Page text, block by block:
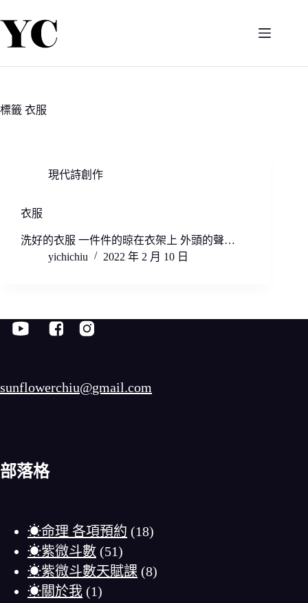
至
標籤 衣服
現代詩創作
衣服
洗好的衣服 一件件的晾在衣架上 外頭的聲…
yichichiu
2022 年 2 月 10 日
sunflowerchiu@gmail.com
部落格
☀命理 各項預約 (18)
☀紫微斗數 (51)
☀紫微斗數天賦課 (8)
☀關於我 (1)